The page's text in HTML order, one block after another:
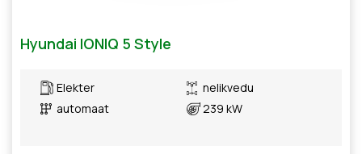
Hyundai IONIQ 5 Style
Elekter
automaat
nelikvedu
239 kW